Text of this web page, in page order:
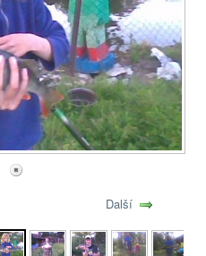
Další